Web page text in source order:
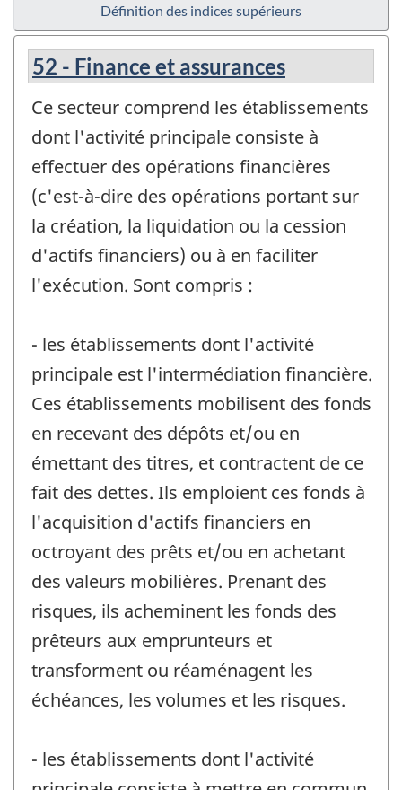
Définition des indices supérieurs
52 - Finance et assurances
Ce secteur comprend les établissements
dont l'activité principale consiste à
effectuer des opérations financières
(c'est-à-dire des opérations portant sur
la création, la liquidation ou la cession
d'actifs financiers) ou à en faciliter
l'exécution. Sont compris :
- les établissements dont l'activité
principale est l'intermédiation financière.
Ces établissements mobilisent des fonds
en recevant des dépôts et/ou en
émettant des titres, et contractent de ce
fait des dettes. Ils emploient ces fonds à
l'acquisition d'actifs financiers en
octroyant des prêts et/ou en achetant
des valeurs mobilières. Prenant des
risques, ils acheminent les fonds des
prêteurs aux emprunteurs et
transforment ou réaménagent les
échéances, les volumes et les risques.
- les établissements dont l'activité